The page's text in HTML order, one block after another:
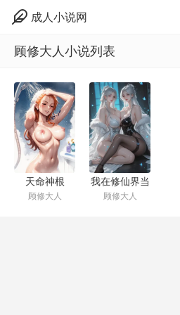
成人小说网
顾修大人小说列表
天命神根
顾修大人
我在修仙界当
CFO
顾修大人